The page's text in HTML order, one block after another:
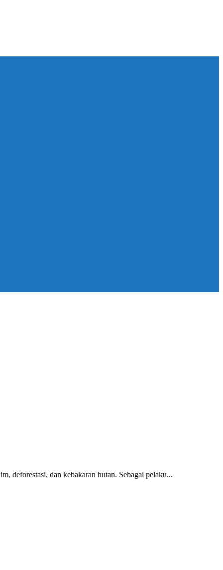
deforestasi, dan kebakaran hutan. Sebagai pelaku...